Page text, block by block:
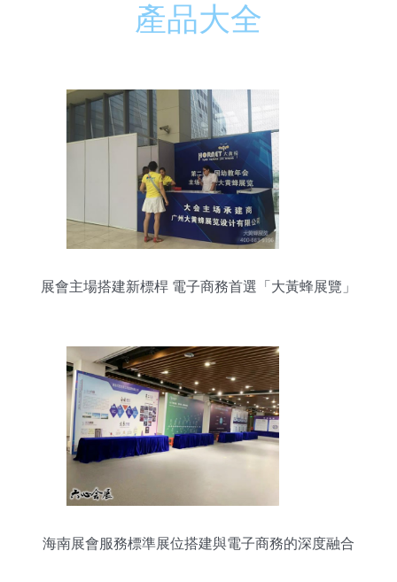
產品大全
展會主場搭建新標桿 電子商務首選「大黃蜂展覽」
海南展會服務標準展位搭建與電子商務的深度融合